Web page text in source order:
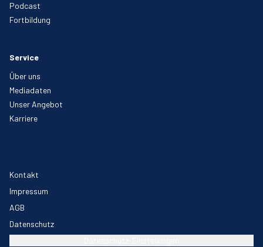
Podcast
Fortbildung
Service
Über uns
Mediadaten
Unser Angebot
Karriere
Kontakt
Impressum
AGB
Datenschutz